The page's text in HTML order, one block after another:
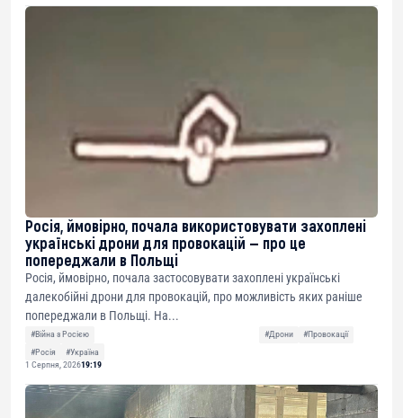
Росія, ймовірно, почала використовувати захоплені
українські дрони для провокацій — про це
попереджали в Польщі
Росія, ймовірно, почала застосовувати захоплені українські
далекобійні дрони для провокацій, про можливість яких раніше
попереджали в Польщі. На...
#Війна з Росією #Дрони
#Провокації
#Росія
#Україна
1 Серпня, 202619:19